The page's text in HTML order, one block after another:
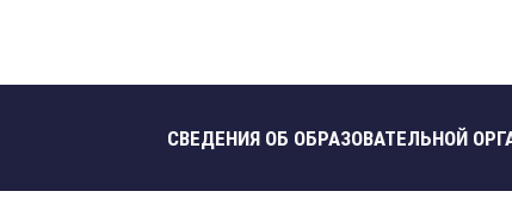
СВЕДЕНИЯ ОБ ОБРАЗОВАТЕЛЬНОЙ